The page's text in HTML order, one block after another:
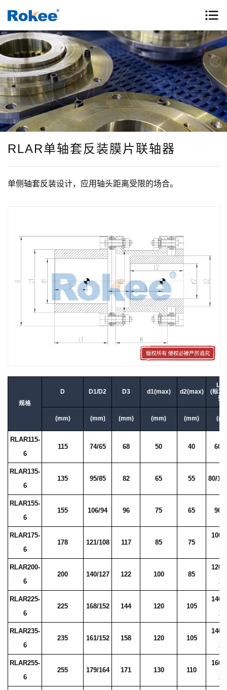
RLAR单轴套反装膜片联轴器
单侧轴套反装设计，应用轴头距离受限的场合。
规格
D D1/D2 D3 d1(max) d2(max)
L2/
(标准/
列
(mm) (mm) (mm) (mm) (mm)
RLAR115-
6
115 74/65 68 50 40 60/
RLAR135-
6
135 95/85 82 65 55 80/
RLAR155-
6
155 106/94 96 75 65 90/
RLAR175-
6
178 121/108 117 85 75
100/
RLAR200-
6
200 140/127 122 100 85
120/
RLAR225-
6
225 168/152 144 120 105
140/
RLAR235-
6
235 161/152 158 120 105
140/
RLAR255-
6
255 179/164 171 130 110
160/